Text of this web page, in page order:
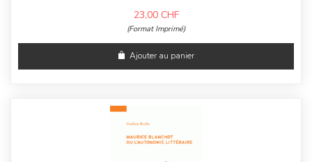
23,00 CHF
(Format Imprimé)
Ajouter au panier